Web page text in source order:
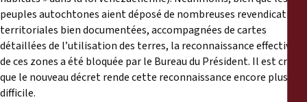
peuples autochtones aient déposé de nombreuses revendications
territoriales bien documentées, accompagnées de cartes
détaillées de l’utilisation des terres, la reconnaissance effective
de ces zones a été bloquée par le Bureau du Président. Il est craint
que le nouveau décret rende cette reconnaissance encore plus
difficile.